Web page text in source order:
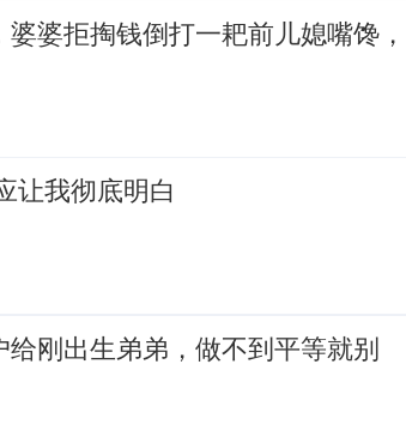
婆拒掏钱倒打一耙前儿媳嘴馋，
让我彻底明白
刚出生弟弟，做不到平等就别